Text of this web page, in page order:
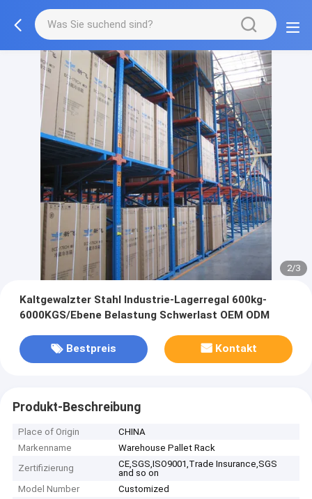
2/3
Kaltgewalzter Stahl Industrie-Lagerregal 600kg-
6000KGS/Ebene Belastung Schwerlast OEM ODM
Bestpreis Kontakt
Produkt-Beschreibung
Place of Origin
CHINA
Markenname
Warehouse Pallet Rack
Zertifizierung
CE,SGS,ISO9001,Trade Insurance,SGS
and so on
Model Number
Customized